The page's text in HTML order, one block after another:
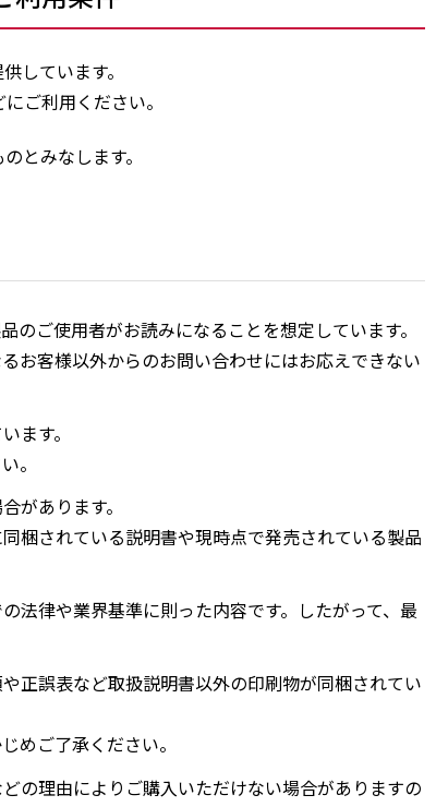
しています。
ご利用ください。
とみなします。
ご使用者がお読みになることを想定しています。
お客様以外からのお問い合わせにはお応えできない
ます。
。
があります。
梱されている説明書や現時点で発売されている製品
法律や業界基準に則った内容です。したがって、最
正誤表など取扱説明書以外の印刷物が同梱されてい
めご了承ください。
の理由によりご購入いただけない場合がありますの